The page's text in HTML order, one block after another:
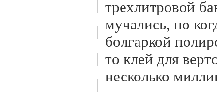
трехлитровой
мучались, но
болгаркой
то клей для
несколько